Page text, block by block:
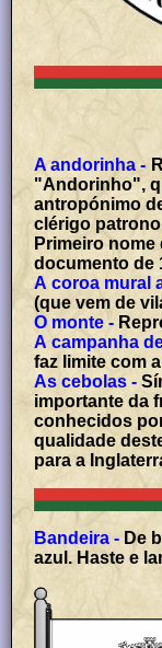
A andorinha -
"Andorinho",
antropónimo
clérigo
Primeiro
documento de
A coroa mural
(que vem de
O monte -
A campanha
faz limite com
As cebolas -
importante da
conhecidos
qualidade
para a
Bandeira - De
azul. Haste e